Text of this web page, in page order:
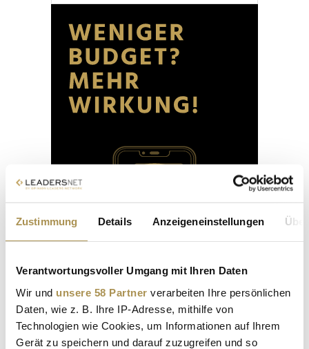
Zustimmung Details Anzeigeneinstellungen
Verantwortungsvoller Umgang mit Ihren Daten
Wir und unsere 58 Partner verarbeiten Ihre persönlichen
Daten, wie z. B. Ihre IP-Adresse, mithilfe von
Technologien wie Cookies, um Informationen auf Ihrem
Gerät zu speichern und darauf zuzugreifen und so